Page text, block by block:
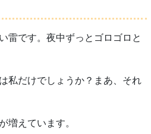
雷です。夜中ずっとゴロゴロと
私だけでしょうか？まあ、それ
えています。